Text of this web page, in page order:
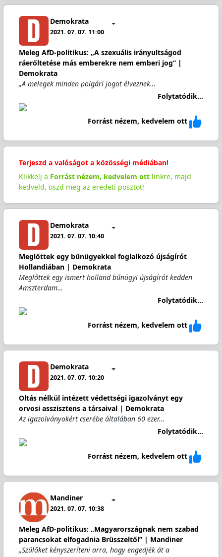
Demokrata
2021. 07. 07. 11:00
Meleg AfD-politikus: „A szexuális irányultságod
ráerőltetése más emberekre nem emberi jog” |
Demokrata
„A melegek minden polgári jogot élveznek…
Folytatódik...
Forrást nézem, kedvelem ott
Terjeszd a valóságot a közösségi médiában!
Klikkelj a Forrást nézem, kedvelem ottlinkre, majd
kedveld, oszd meg az eredeti posztot!
Demokrata
2021. 07. 07. 10:40
Meglőttek egy bűnügyekkel foglalkozó újságírót
Hollandiában | Demokrata
Meglőttek egy ismert holland bűnügyi újságírót kedden
Amszterdam…
Folytatódik...
Forrást nézem, kedvelem ott
Demokrata
2021. 07. 07. 10:20
Oltás nélkül intézett védettségi igazolványt egy
orvosi asszisztens a társaival | Demokrata
Az igazolványokért cserébe általában 60 ezer…
Folytatódik...
Forrást nézem, kedvelem ott
Mandiner
2021. 07. 07. 10:38
Meleg AfD-politikus: „Magyarországnak nem szabad
parancsokat elfogadnia Brüsszeltől” | Mandiner
„Szülőket kényszeríteni arra, hogy engedjék át a